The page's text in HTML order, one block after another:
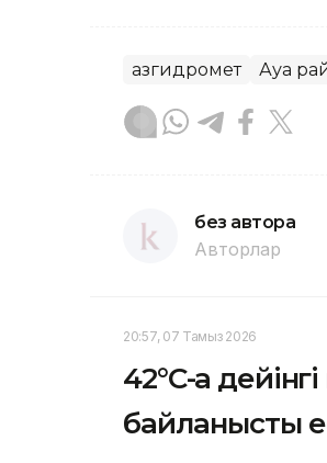
Қазгидромет Ауа
без автора
Авторлар
20:57, 07 Тамыз 2026
42°C-қа
байланысты